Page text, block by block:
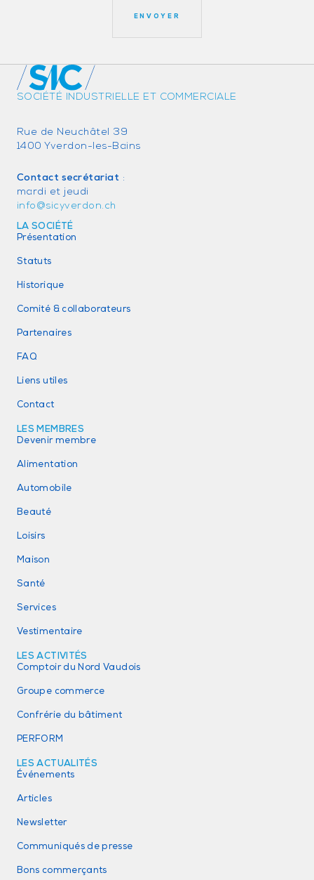
SOCIÉTÉ INDUSTRIELLE ET COMMERCIALE
Rue de Neuchâtel 39
1400 Yverdon-les-Bains
Contact secrétariat :
mardi et jeudi
info@sicyverdon.ch
LA SOCIÉTÉ
Présentation
Statuts
Historique
Comité & collaborateurs
Partenaires
FAQ
Liens utiles
Contact
LES MEMBRES
Devenir membre
Alimentation
Automobile
Beauté
Loisirs
Maison
Santé
Services
Vestimentaire
LES ACTIVITÉS
Comptoir du Nord Vaudois
Groupe commerce
Confrérie du bâtiment
PERFORM
LES ACTUALITÉS
Événements
Articles
Newsletter
Communiqués de presse
Bons commerçants